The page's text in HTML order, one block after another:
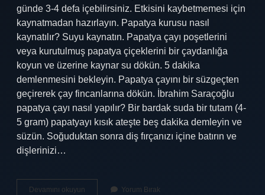
günde 3-4 defa içebilirsiniz. Etkisini kaybetmemesi için
kaynatmadan hazırlayın. Papatya kurusu nasıl
kaynatılır? Suyu kaynatın. Papatya çayı poşetlerini
veya kurutulmuş papatya çiçeklerini bir çaydanlığa
koyun ve üzerine kaynar su dökün. 5 dakika
demlenmesini bekleyin. Papatya çayını bir süzgeçten
geçirerek çay fincanlarına dökün. İbrahim Saraçoğlu
papatya çayı nasıl yapılır? Bir bardak suda bir tutam (4-
5 gram) papatyayı kısık ateşte beş dakika demleyin ve
süzün. Soğuduktan sonra diş fırçanızı içine batırın ve
dişlerinizi…
Devamını okuyun Papatya
Yorum Bırak